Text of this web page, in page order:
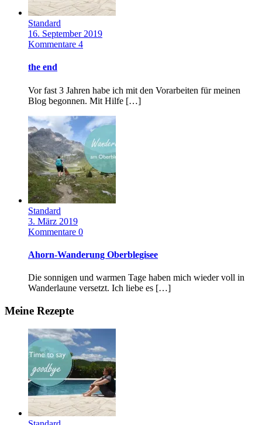
Standard
16. September 2019
Kommentare 4
the end
Vor fast 3 Jahren habe ich mit den Vorarbeiten für meinen
Blog begonnen. Mit Hilfe […]
Standard
3. März 2019
Kommentare 0
Ahorn-Wanderung Oberblegisee
Die sonnigen und warmen Tage haben mich wieder voll in
Wanderlaune versetzt. Ich liebe es […]
Meine Rezepte